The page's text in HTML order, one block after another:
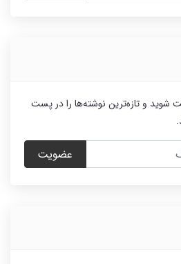
شوید و تازه‌ترین نوشته‌ها را در پست
عضویت